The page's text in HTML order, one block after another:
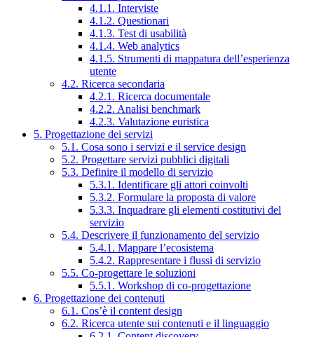
4.1.1. Interviste
4.1.2. Questionari
4.1.3. Test di usabilità
4.1.4. Web analytics
4.1.5. Strumenti di mappatura dell’esperienza
utente
4.2. Ricerca secondaria
4.2.1. Ricerca documentale
4.2.2. Analisi benchmark
4.2.3. Valutazione euristica
5. Progettazione dei servizi
5.1. Cosa sono i servizi e il service design
5.2. Progettare servizi pubblici digitali
5.3. Definire il modello di servizio
5.3.1. Identificare gli attori coinvolti
5.3.2. Formulare la proposta di valore
5.3.3. Inquadrare gli elementi costitutivi del
servizio
5.4. Descrivere il funzionamento del servizio
5.4.1. Mappare l’ecosistema
5.4.2. Rappresentare i flussi di servizio
5.5. Co-progettare le soluzioni
5.5.1. Workshop di co-progettazione
6. Progettazione dei contenuti
6.1. Cos’è il content design
6.2. Ricerca utente sui contenuti e il linguaggio